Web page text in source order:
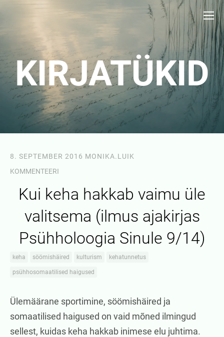
KIRJATÜKID
8. SEPTEMBER 2016 MONIKA.LUIK
KOMMENTEERI
Kui keha hakkab vaimu üle
valitsema (ilmus ajakirjas
Psühholoogia Sinule 9/14)
keha söömishäired kulturism kehatunnetus
psühhosomaatilised haigused
Ülemäärane sportimine, söömishäired ja
somaatilised haigused on vaid mõned ilmingud
sellest, kuidas keha hakkab inimese elu juhtima.